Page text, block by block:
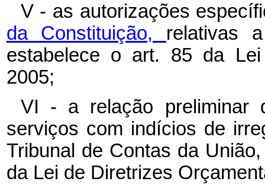
V - as autorizações
da Constituição, relativas
estabelece o art. 85 da
2005;
VI - a relação preliminar
serviços com indícios de
Tribunal de Contas da
da Lei de Diretrizes